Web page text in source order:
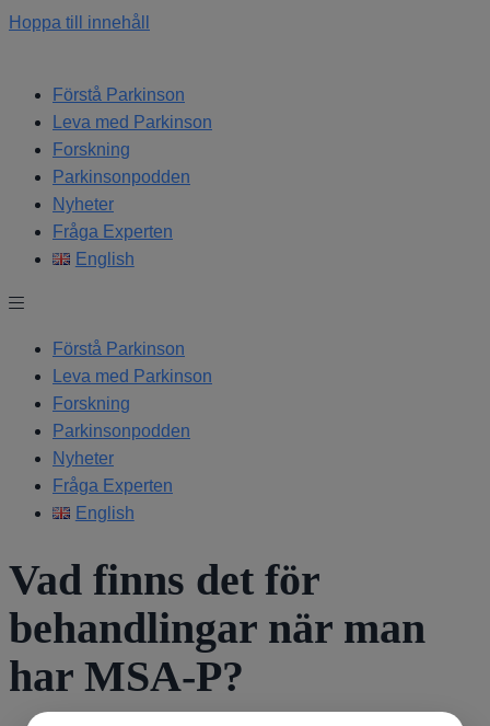
Hoppa till innehåll
Förstå Parkinson
Leva med Parkinson
Forskning
Parkinsonpodden
Nyheter
Fråga Experten
English
Förstå Parkinson
Leva med Parkinson
Forskning
Parkinsonpodden
Nyheter
Fråga Experten
English
Vad finns det för
behandlingar när man
har MSA-P?